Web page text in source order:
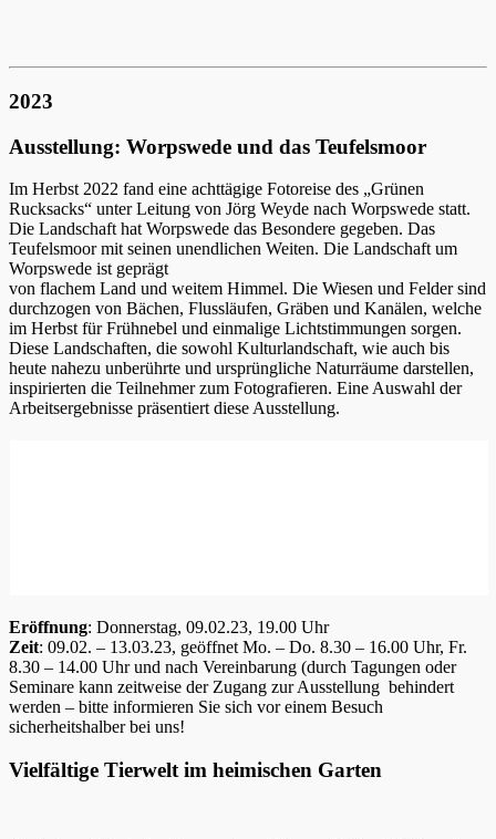
2023
Ausstellung: Worpswede und das Teufelsmoor
Im Herbst 2022 fand eine achttägige Fotoreise des „Grünen
Rucksacks“ unter Leitung von Jörg Weyde nach Worpswede statt.
Die Landschaft hat Worpswede das Besondere gegeben. Das
Teufelsmoor mit seinen unendlichen Weiten. Die Landschaft um
Worpswede ist geprägt
von flachem Land und weitem Himmel. Die Wiesen und Felder sind
durchzogen von Bächen, Flussläufen, Gräben und Kanälen, welche
im Herbst für Frühnebel und einmalige Lichtstimmungen sorgen.
Diese Landschaften, die sowohl Kulturlandschaft, wie auch bis
heute nahezu unberührte und ursprüngliche Naturräume darstellen,
inspirierten die Teilnehmer zum Fotografieren. Eine Auswahl der
Arbeitsergebnisse präsentiert diese Ausstellung.
Eröffnung: Donnerstag, 09.02.23, 19.00 Uhr
Zeit: 09.02. – 13.03.23, geöffnet Mo. – Do. 8.30 – 16.00 Uhr, Fr.
8.30 – 14.00 Uhr und nach Vereinbarung (durch Tagungen oder
Seminare kann zeitweise der Zugang zur Ausstellung behindert
werden – bitte informieren Sie sich vor einem Besuch
sicherheitshalber bei uns!
Vielfältige Tierwelt im heimischen Garten